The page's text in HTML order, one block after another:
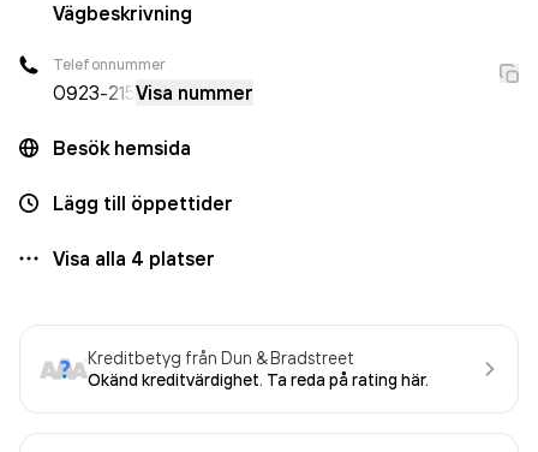
Vägbeskrivning
Telefonnummer
0923-215Visa nummer
Besök hemsida
Lägg till öppettider
Visa alla 4 platser
Kreditbetyg från Dun & Bradstreet
Okänd kreditvärdighet. Ta reda på rating här.